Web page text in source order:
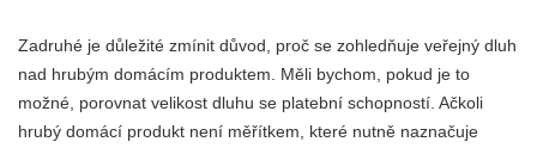
Zadruhé je důležité zmínit důvod, proč se zohledňuje veřejný dluh
nad hrubým domácím produktem. Měli bychom, pokud je to
možné, porovnat velikost dluhu se platební schopností. Ačkoli
hrubý domácí produkt není měřítkem, které nutně naznačuje